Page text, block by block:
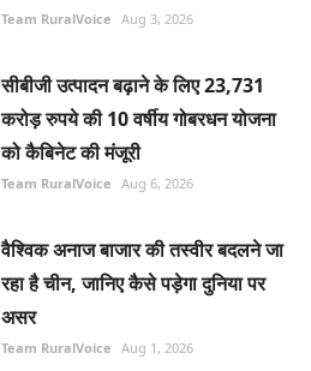
Team RuralVoice Aug 3, 2026
सीबीजी उत्पादन बढ़ाने के लिए 23,731
करोड़ रुपये की 10 वर्षीय गोबरधन योजना
को कैबिनेट की मंजूरी
Team RuralVoice Aug 6, 2026
वैश्विक अनाज बाजार की तस्वीर बदलने जा
रहा है चीन, जानिए कैसे पड़ेगा दुनिया पर
असर
Team RuralVoice Aug 1, 2026